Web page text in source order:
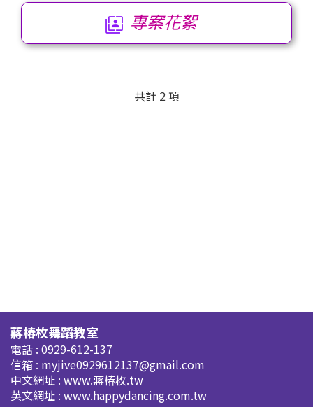
專案花絮
共計 2 項
蔣椿枚舞蹈教室
電話 : 0929-612-137
信箱 : myjive0929612137@gmail.com
中文網址 : www.蔣椿枚.tw
英文網址 : www.happydancing.com.tw